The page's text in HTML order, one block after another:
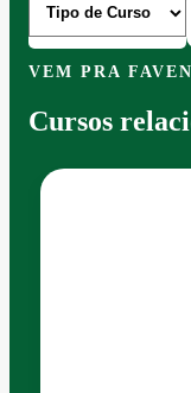
VEM PRA
Cursos